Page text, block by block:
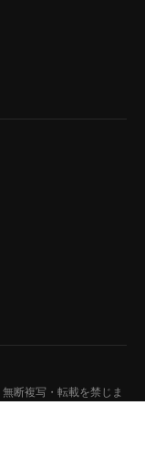
無断複写・転載を禁じま